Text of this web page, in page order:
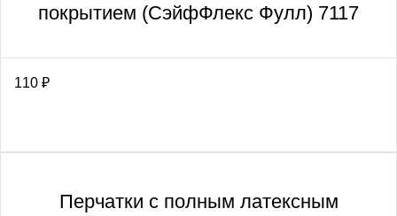
покрытием (СэйфФлекс Фулл) 7117
110 ₽
Перчатки с полным латексным